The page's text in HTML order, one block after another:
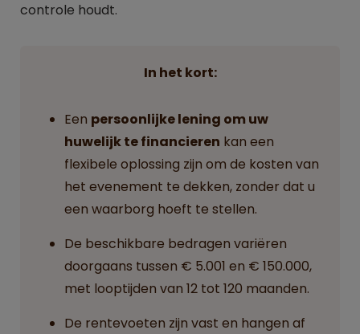
controle houdt.
In het kort:
Een persoonlijke lening om uw
huwelijk te financieren kan een
flexibele oplossing zijn om de kosten van
het evenement te dekken, zonder dat u
een waarborg hoeft te stellen.
De beschikbare bedragen variëren
doorgaans tussen € 5.001 en € 150.000,
met looptijden van 12 tot 120 maanden.
De rentevoeten zijn vast en hangen af